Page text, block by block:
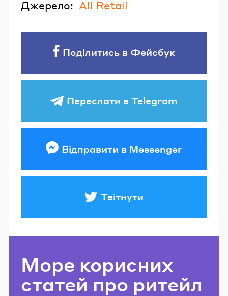
Джерело: All Retail
Поділитись в Фейсбук
Переслати в Telegram
Відправити в Messenger
Твітнути
Море корисних
статей про ритейл